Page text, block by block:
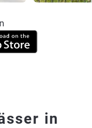
in